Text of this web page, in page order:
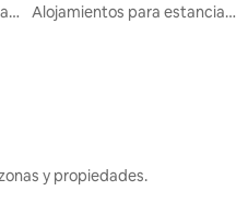
Alojamientos para estancias largas
Alojamientos para estancias largas
y propiedades.